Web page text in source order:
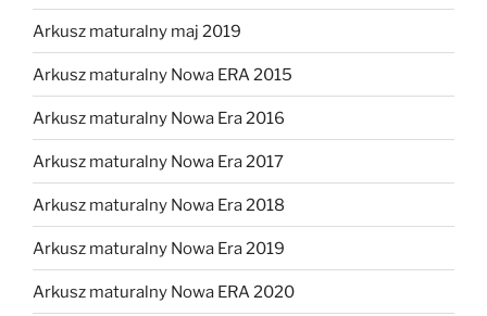
Arkusz maturalny maj 2019
Arkusz maturalny Nowa ERA 2015
Arkusz maturalny Nowa Era 2016
Arkusz maturalny Nowa Era 2017
Arkusz maturalny Nowa Era 2018
Arkusz maturalny Nowa Era 2019
Arkusz maturalny Nowa ERA 2020